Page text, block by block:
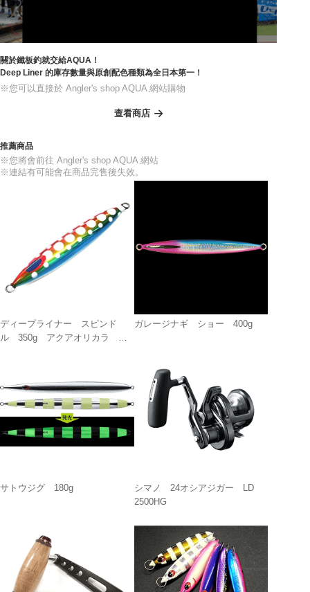
關於鐵板釣就交給AQUA！
Deep Liner 的庫存數量與原創配色種類為全日本第一！
※您可以直接於 Angler's shop AQUA 網站購物
查看商店
推薦商品
※您將會前往 Angler's shop AQUA 網站
※連結有可能會在商品完售後失效。
ディープライナー スピンド
ル 350g アクアオリカラ カ
ガレージナギ ショー 400g
サトウジグ 180g
シマノ 24オシアジガー LD
2500HG